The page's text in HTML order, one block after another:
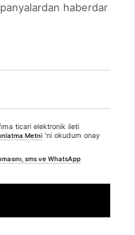
SSL sertifikası ile
haberdar
ticari elektronik ileti
Metni 'ni okudum onay
sms ve WhatsApp